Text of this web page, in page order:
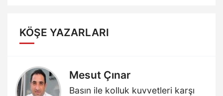
KÖŞE YAZARLARI
Mesut Çınar
Basın ile kolluk kuvvetleri karşı